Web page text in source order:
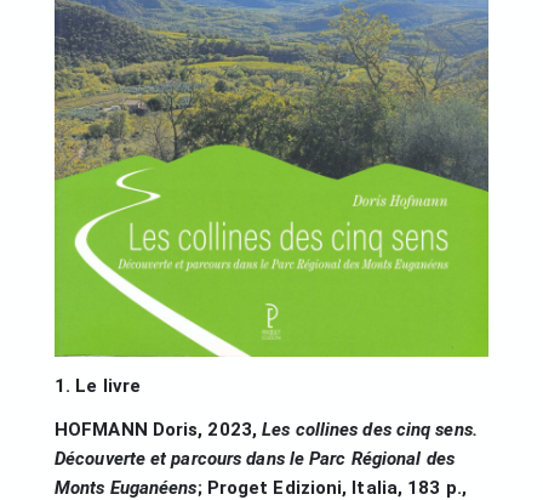
1. Le livre
HOFMANN Doris, 2023,Les collines des cinq sens.
Découverte et parcours dans le Parc Régional des
Monts Euganéens; Proget Edizioni, Italia, 183 p.,